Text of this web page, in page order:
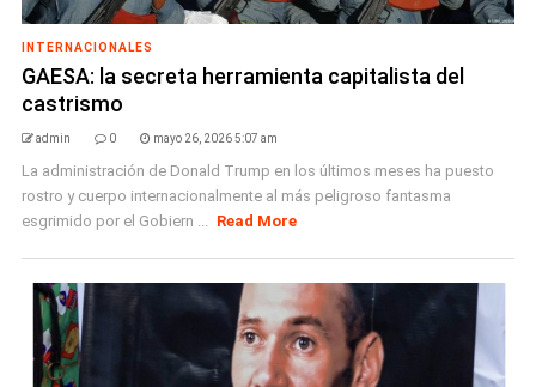
INTERNACIONALES
GAESA: la secreta herramienta capitalista del
castrismo
admin 0 mayo 26, 2026 5:07 am
La administración de Donald Trump en los últimos meses ha puesto
rostro y cuerpo internacionalmente al más peligroso fantasma
esgrimido por el Gobiern ...
Read More